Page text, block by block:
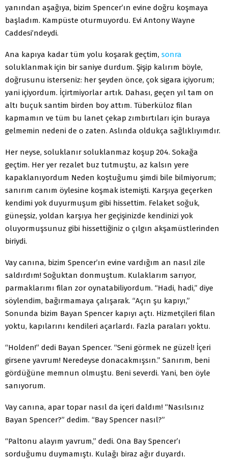
yanından aşağıya, bizim Spencer’ın evine doğru koşmaya
başladım. Kampüste oturmuyordu. Evi Antony Wayne
Caddesi’ndeydi.
Ana kapıya kadar tüm yolu koşarak geçtim, sonra
soluklanmak için bir saniye durdum. Şişip kalırım böyle,
doğrusunu isterseniz: her şeyden önce, çok sigara içiyorum;
yani içiyordum. İçirtmiyorlar artık. Dahası, geçen yıl tam on
altı buçuk santim birden boy attım. Tüberküloz filan
kapmamın ve tüm bu lanet çekap zımbırtıları için buraya
gelmemin nedeni de o zaten. Aslında oldukça sağlıklıyımdır.
Her neyse, soluklanır soluklanmaz koşup 204. Sokağa
geçtim. Her yer rezalet buz tutmuştu, az kalsın yere
kapaklanıyordum Neden koştuğumu şimdi bile bilmiyorum;
sanırım canım öylesine koşmak istemişti. Karşıya geçerken
kendimi yok duyurmuşum gibi hissettim. Felaket soğuk,
güneşsiz, yoldan karşıya her geçişinizde kendinizi yok
oluyormuşsunuz gibi hissettiğiniz o çılgın akşamüstlerinden
biriydi.
Vay canına, bizim Spencer’ın evine vardığım an nasıl zile
saldırdım! Soğuktan donmuştum. Kulaklarım sarıyor,
parmaklarımı filan zor oynatabiliyordum. “Hadi, hadi,” diye
söylendim, bağırmamaya çalışarak. “Açın şu kapıyı,”
Sonunda bizim Bayan Spencer kapıyı açtı. Hizmetçileri filan
yoktu, kapılarını kendileri açarlardı. Fazla paraları yoktu.
“Holden!” dedi Bayan Spencer. “Seni görmek ne güzel! İçeri
girsene yavrum! Neredeyse donacakmışsın.” Sanırım, beni
gördüğüne memnun olmuştu. Beni severdi. Yani, ben öyle
sanıyorum.
Vay canına, apar topar nasıl da içeri daldım! “Nasılsınız
Bayan Spencer?” dedim. “Bay Spencer nasıl?”
“Paltonu alayım yavrum,” dedi. Ona Bay Spencer’ı
sorduğumu duymamıştı. Kulağı biraz ağır duyardı.